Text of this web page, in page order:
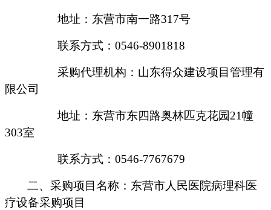
地址： 东营市南一路317号
联系方式： 0546-8901818
采购代理机构：山东得众建设项目管理有
限公司
地址：东营市东四路奥林匹克花园21幢
303室
联系方式： 0546-7767679
二、 采购项目名称： 东营市人民医院病理科医
疗设备采购项目